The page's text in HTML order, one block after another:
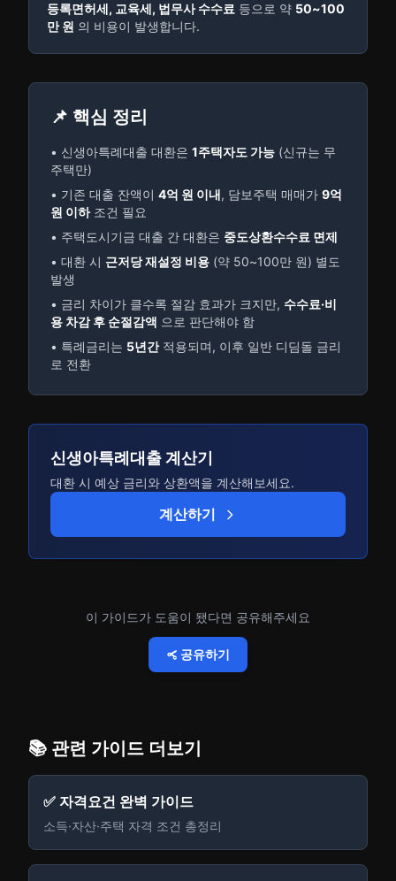
등록면허세, 교육세, 법무사 수수료 등으로 약 50~100
만 원 의 비용이 발생합니다.
📌 핵심 정리
• 신생아특례대출 대환은 1주택자도 가능 (신규는 무
주택만)
• 기존 대출 잔액이 4억 원 이내, 담보주택 매매가 9억
원 이하조건 필요
• 주택도시기금 대출 간 대환은 중도상환수수료 면제
• 대환 시 근저당 재설정 비용 (약 50~100만 원) 별도
발생
• 금리 차이가 클수록 절감 효과가 크지만, 수수료·비
용 차감 후 순절감액 으로 판단해야 함
• 특례금리는 5년간적용되며, 이후 일반 디딤돌 금리
로 전환
신생아특례대출 계산기
대환 시 예상 금리와 상환액을 계산해보세요.
계산하기
이 가이드가 도움이 됐다면 공유해주세요
공유하기
📚 관련 가이드 더보기
✅ 자격요건 완벽 가이드
소득·자산·주택 자격 조건 총정리